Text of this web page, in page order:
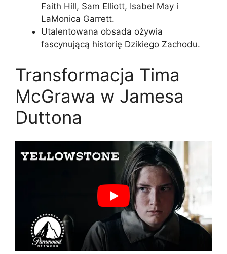
Faith Hill, Sam Elliott, Isabel May i
LaMonica Garrett.
Utalentowana obsada ożywia
fascynującą historię Dzikiego Zachodu.
Transformacja Tima
McGrawa w Jamesa
Duttona